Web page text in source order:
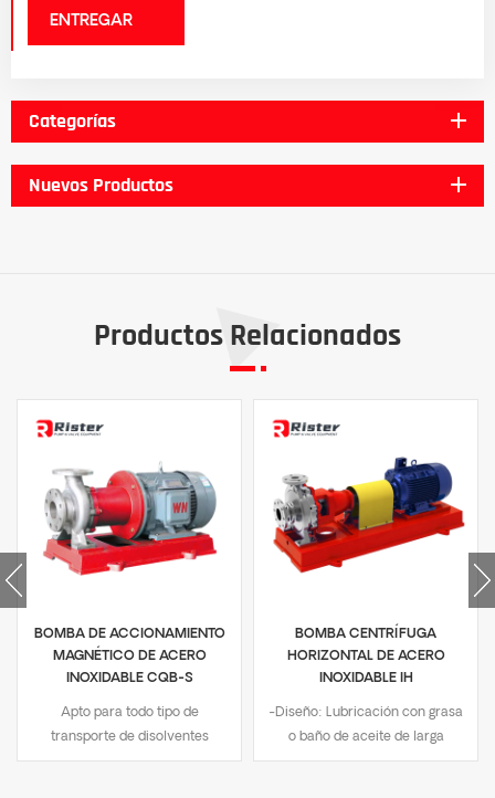
ENTREGAR
Categorías
Nuevos Productos
Productos Relacionados
BOMBA DE ACCIONAMIENTO
MAGNÉTICO DE ACERO
INOXIDABLE CQB-S
Apto para todo tipo de
transporte de disolventes
orgánicos, nunca
BOMBA CENTRÍFUGA
HORIZONTAL DE ACERO
INOXIDABLE IH
-Diseño: Lubricación con grasa
o baño de aceite de larga
duración.-Material de la pieza